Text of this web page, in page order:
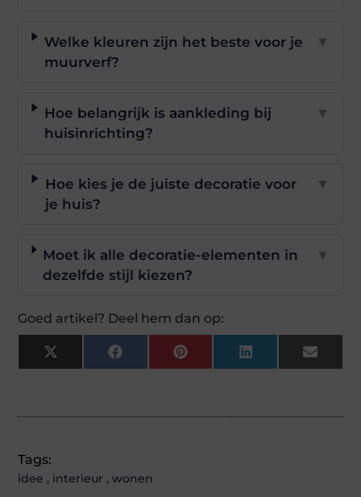
Welke kleuren zijn het beste voor je
muurverf?
▼
Hoe belangrijk is aankleding bij
huisinrichting?
▼
Hoe kies je de juiste decoratie voor
je huis?
▼
Moet ik alle decoratie-elementen in
dezelfde stijl kiezen?
▼
Goed artikel? Deel hem dan op:
X
(Twitter)
FacebookPinterestLinkedInEmail
Tags:
idee , interieur ,wonen